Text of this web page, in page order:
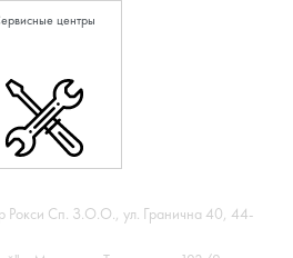
центры
Рокси Сп. З.О.О., ул. Гранична 40, 44-